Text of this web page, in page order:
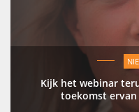
Kijk het webinar
toekomst